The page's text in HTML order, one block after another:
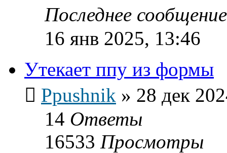
Последнее
16 янв 2025, 13:46
Утекает ппу из формы
Ppushnik » 28 дек
14 Ответы
16533 Просмотры